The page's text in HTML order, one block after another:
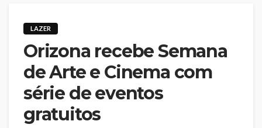
LAZER
Orizona recebe Semana
de Arte e Cinema com
série de eventos
gratuitos